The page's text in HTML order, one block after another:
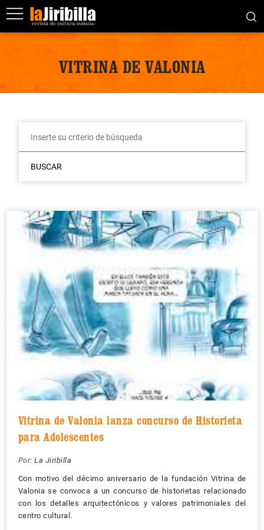
VITRINA DE VALONIA
BUSCAR
Vitrina de Valonia lanza concurso de Historieta
para Adolescentes
Por: La Jiribilla
Con motivo del décimo aniversario de la fundación Vitrina de
Valonia se convoca a un concurso de historietas relacionado
con los detalles arquitectónicos y valores patrimoniales del
centro cultural.